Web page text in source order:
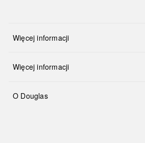
Więcej informacji
Więcej informacji
O Douglas